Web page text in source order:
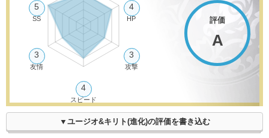
4
HP
3
攻撃
4
スピード
3
友情
5
SS 評価
A
▼ユージオ&キリト(進化)の評価を書き込む